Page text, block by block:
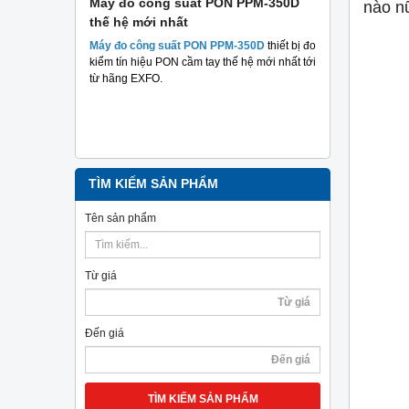
thế hệ mới nhất
Máy đo công suất PON PPM-350D thiết bị đo
kiểm tín hiệu PON cầm tay thế hệ mới nhất tới
từ hãng EXFO.
TÌM KIẾM SẢN PHẨM
Tên sản phẩm
Từ giá
Đến giá
TÌM KIẾM SẢN PHẨM
nào